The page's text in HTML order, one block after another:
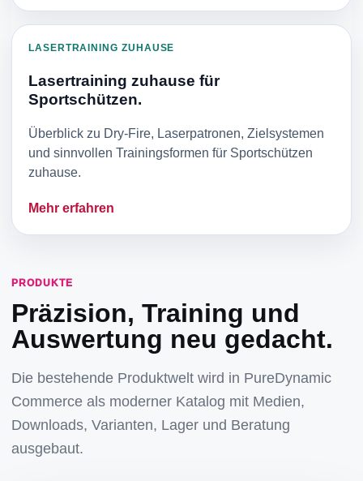
LASERTRAINING ZUHAUSE
Lasertraining zuhause für
Sportschützen.
Überblick zu Dry-Fire, Laserpatronen, Zielsystemen
und sinnvollen Trainingsformen für Sportschützen
zuhause.
Mehr erfahren
PRODUKTE
Präzision, Training und
Auswertung neu gedacht.
Die bestehende Produktwelt wird in PureDynamic
Commerce als moderner Katalog mit Medien,
Downloads, Varianten, Lager und Beratung
ausgebaut.